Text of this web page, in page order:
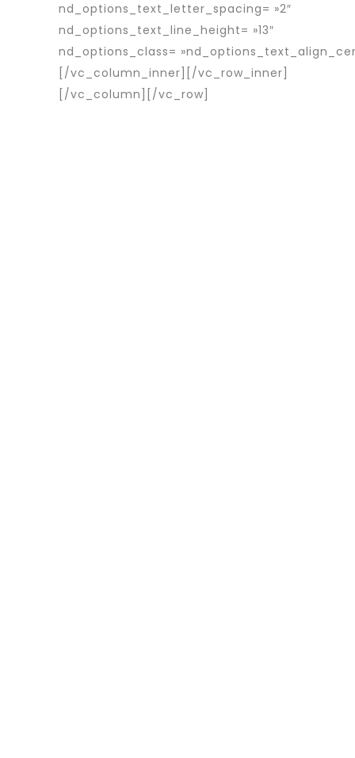
nd_options_text_letter_spacing= »2″
nd_options_text_line_height= »13″
nd_options_class=
[/vc_column_inner][/vc_row_inner]
[/vc_column][/vc_row]